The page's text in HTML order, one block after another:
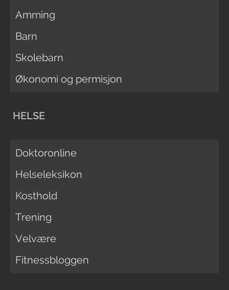
Amming
Barn
Skolebarn
Økonomi og permisjon
HELSE
Doktoronline
Helseleksikon
Kosthold
Trening
Velvære
Fitnessbloggen